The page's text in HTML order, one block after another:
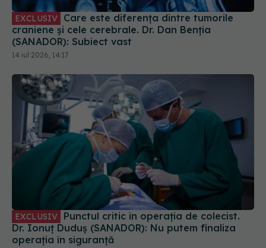
EXCLUSIV
craniene și cele cerebrale. Dr. Dan Benția
(SANADOR): Subiect vast
14 iul 2026, 14:17
EXCLUSIV
Dr. Ionuț Duduș (SANADOR): Nu putem finaliza
operația în siguranță